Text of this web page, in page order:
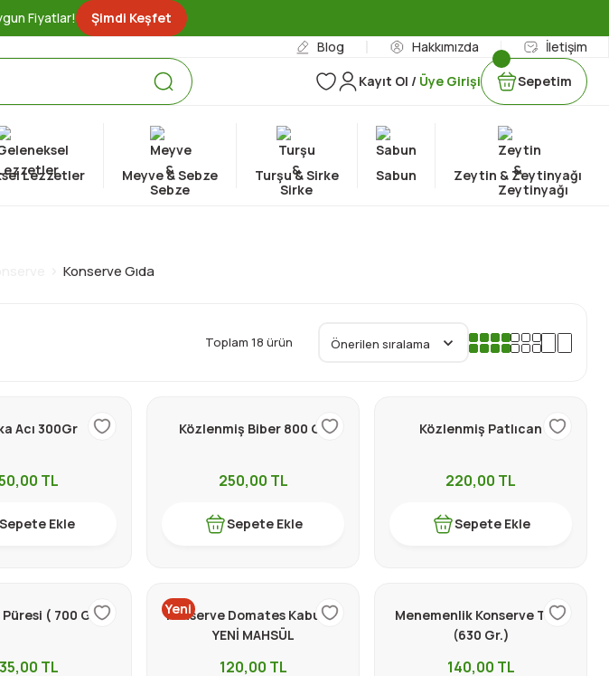
Fiyatlar!
Şimdi Keşfet
Blog Hakkımızda
İletişim
Kayıt Ol / Üye Girişi Sepetim
Lezzetler Meyve & Sebze Turşu & Sirke Sabun Zeytin & Zeytinyağı
Konserve Gıda
Toplam 18 ürün
Acı 300Gr
TL
Sepete Ekle
Közlenmiş Biber 800 Gr
250,00 TL
Sepete Ekle
Közlenmiş Patlıcan
220,00 TL
Sepete Ekle
( 700 Gr. )
TL
Yeni
Konserve Domates Kabuklu
YENİ MAHSÜL
120,00 TL
Menemenlik Konserve Tatlı
(630 Gr.)
140,00 TL